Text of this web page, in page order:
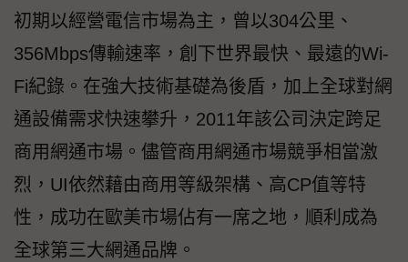
初期以經營電信市場為主，曾以304公里、
356Mbps傳輸速率，創下世界最快、最遠的Wi-
Fi紀錄。在強大技術基礎為後盾，加上全球對網
通設備需求快速攀升，2011年該公司決定跨足
商用網通市場。儘管商用網通市場競爭相當激
烈，UI依然藉由商用等級架構、高CP值等特
性，成功在歐美市場佔有一席之地，順利成為
全球第三大網通品牌。